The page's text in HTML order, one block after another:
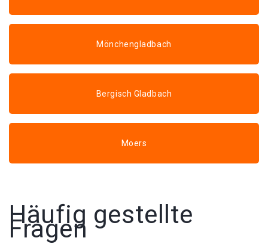
Mönchengladbach
Bergisch Gladbach
Moers
Häufig gestellte
Fragen